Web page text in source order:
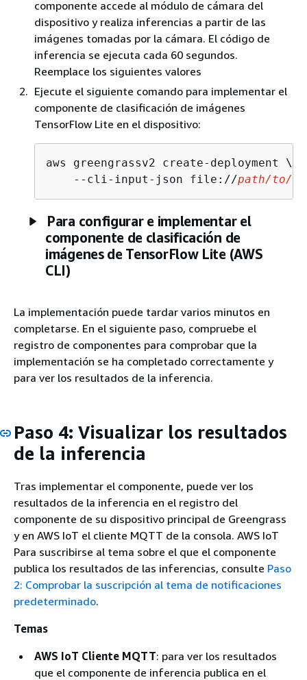
componente accede al módulo de cámara del
dispositivo y realiza inferencias a partir de las
imágenes tomadas por la cámara. El código de
inferencia se ejecuta cada 60 segundos.
Reemplace los siguientes valores
Ejecute el siguiente comando para implementar el
componente de clasificación de imágenes
TensorFlow Lite en el dispositivo:
aws greengrassv2 create-deployment \
    --cli-input-json file://
path/to/
Para configurar e implementar el
componente de clasificación de
imágenes de TensorFlow Lite (AWS
CLI)
La implementación puede tardar varios minutos en
completarse. En el siguiente paso, compruebe el
registro de componentes para comprobar que la
implementación se ha completado correctamente y
para ver los resultados de la inferencia.
Paso 4: Visualizar los resultados
de la inferencia
Tras implementar el componente, puede ver los
resultados de la inferencia en el registro del
componente de su dispositivo principal de Greengrass
y en AWS IoT el cliente MQTT de la consola. AWS IoT
Para suscribirse al tema sobre el que el componente
publica los resultados de las inferencias, consulte Paso
2: Comprobar la suscripción al tema de notificaciones
predeterminado.
Temas
AWS IoT Cliente MQTT: para ver los resultados
que el componente de inferencia publica en el